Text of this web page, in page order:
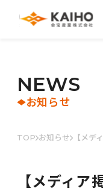
NEWS
お知らせ
TOP お知らせ 【メデ
【メディア